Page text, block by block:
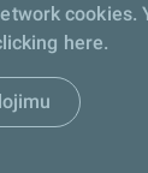
cookies.
here.